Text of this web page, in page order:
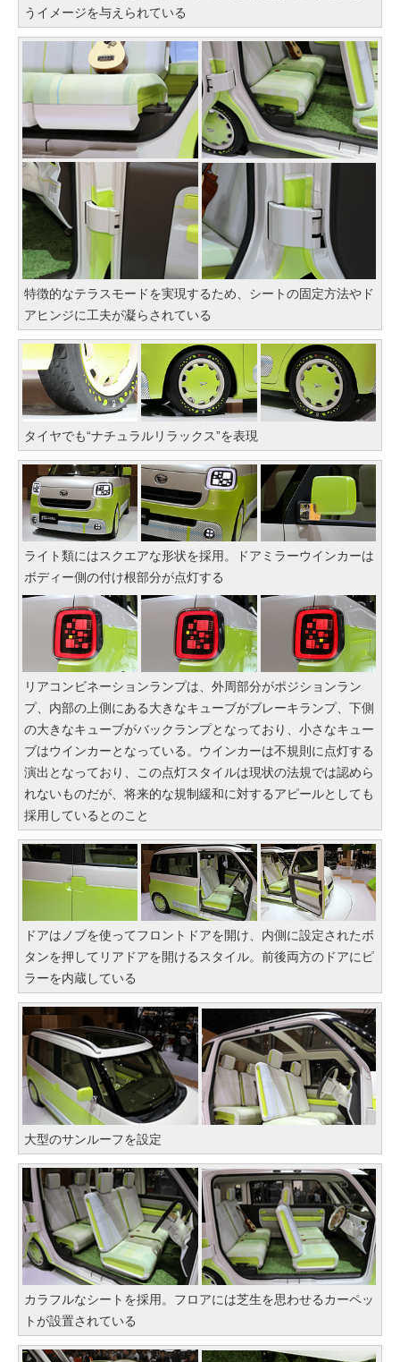
うイメージを与えられている
特徴的なテラスモードを実現するため、シートの固定方法やド
アヒンジに工夫が凝らされている
タイヤでも“ナチュラルリラックス”を表現
ライト類にはスクエアな形状を採用。ドアミラーウインカーは
ボディー側の付け根部分が点灯する
リアコンビネーションランプは、外周部分がポジションラン
プ、内部の上側にある大きなキューブがブレーキランプ、下側
の大きなキューブがバックランプとなっており、小さなキュー
ブはウインカーとなっている。ウインカーは不規則に点灯する
演出となっており、この点灯スタイルは現状の法規では認めら
れないものだが、将来的な規制緩和に対するアピールとしても
採用しているとのこと
ドアはノブを使ってフロントドアを開け、内側に設定されたボ
タンを押してリアドアを開けるスタイル。前後両方のドアにピ
ラーを内蔵している
大型のサンルーフを設定
カラフルなシートを採用。フロアには芝生を思わせるカーペッ
トが設置されている